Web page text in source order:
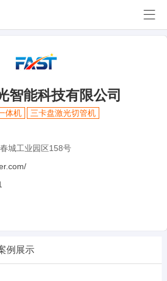
智能科技有限公司
体机
三卡盘激光切管机
城工业园区158号
例展示